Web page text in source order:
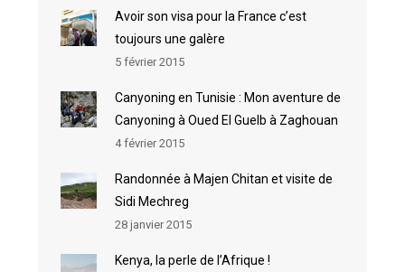
Avoir son visa pour la France c’est
toujours une galère
5 février 2015
Canyoning en Tunisie : Mon aventure de
Canyoning à Oued El Guelb à Zaghouan
4 février 2015
Randonnée à Majen Chitan et visite de
Sidi Mechreg
28 janvier 2015
Kenya, la perle de l’Afrique !